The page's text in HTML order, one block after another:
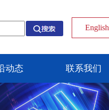
English
动态 联系我们